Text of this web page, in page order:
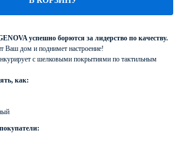
успешно борются за лидерство по качеству.
Ваш дом и поднимет настроение!
с шелковыми покрытиями по тактильным
как: